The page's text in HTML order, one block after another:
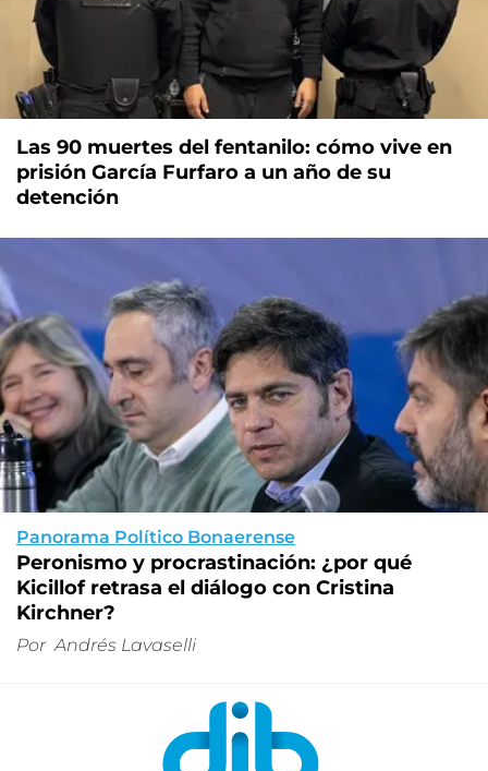
Las 90 muertes del fentanilo: cómo vive en
prisión García Furfaro a un año de su
detención
Panorama Político Bonaerense
Peronismo y procrastinación: ¿por qué
Kicillof retrasa el diálogo con Cristina
Kirchner?
Por Andrés Lavaselli